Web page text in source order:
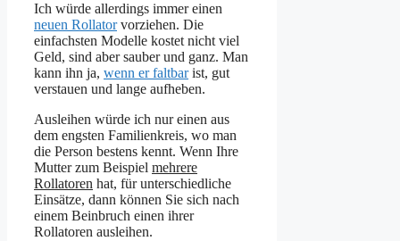
Ich würde allerdings immer einen
neuen Rollatorvorziehen. Die
einfachsten Modelle kostet nicht viel
Geld, sind aber sauber und ganz. Man
kann ihn ja, wenn er faltbarist, gut
verstauen und lange aufheben.
Ausleihen würde ich nur einen aus
dem engsten Familienkreis, wo man
die Person bestens kennt. Wenn Ihre
Mutter zum Beispiel mehrere
Rollatoren hat, für unterschiedliche
Einsätze, dann können Sie sich nach
einem Beinbruch einen ihrer
Rollatoren ausleihen.